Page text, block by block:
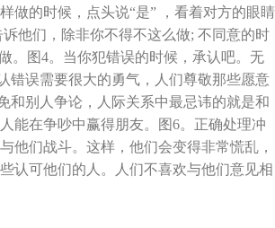
做的时候，点头说“是” ，看着对方的眼睛
他们，除非你不得不这么做; 不同意的时
。图4。当你犯错误的时候，承认吧。无
错误需要很大的勇气，人们尊敬那些愿意
和别人争论，人际关系中最忌讳的就是和
能在争吵中赢得朋友。图6。正确处理冲
他们战斗。这样，他们会变得非常慌乱，
认可他们的人。人们不喜欢与他们意见相